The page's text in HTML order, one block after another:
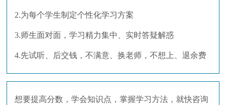
2.为每个学生制定个性化学习方案
3.师生面对面，学习精力集中、实时答疑解惑
4.先试听、后交钱，不满意、换老师，不想上、退余费
想要提高分数，学会知识点，掌握学习方法，就快咨询